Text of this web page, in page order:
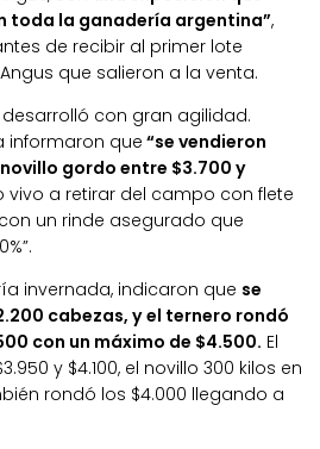
toda la ganadería argentina”,
de recibir al primer lote
que salieron a la venta.
con gran agilidad.
informaron que “se vendieron
gordo entre $3.700 y
vivo a retirar del campo con flete
un rinde asegurado que
invernada, indicaron que se
cabezas, y el ternero rondó
con un máximo de $4.500. El
y $4.100, el novillo 300 kilos en
rondó los $4.000 llegando a